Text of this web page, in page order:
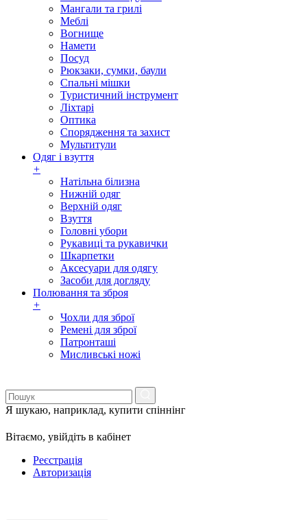
Мангали та грилі
Меблі
Вогнище
Намети
Посуд
Рюкзаки, сумки, баули
Спальні мішки
Туристичний інструмент
Ліхтарі
Оптика
Спорядження та захист
Мультитули
Одяг і взуття
+
Натільна білизна
Нижній одяг
Верхній одяг
Взуття
Головні убори
Рукавиці та рукавички
Шкарпетки
Аксесуари для одягу
Засоби для догляду
Полювання та зброя
+
Чохли для зброї
Ремені для зброї
Патронташі
Мисливські ножі
Я шукаю, наприклад, купити спіннінг
Вітаємо, увійдіть в кабінет
Реєстрація
Авторизація